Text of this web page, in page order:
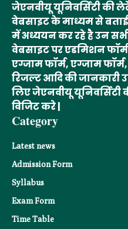
जेएनवीयू यूनिवर्सिटी की
वेबसाइट के माध्यम से बताई
में अध्ययन कर रहे है उन
वेबसाइट पर एडमिशन
एग्जाम फॉर्म, एग्जाम
रिजल्ट आदि की जानकारी
लिए जेएनवीयू
विजिट करे |
Category
Latest news
Admission Form
Syllabus
Exam Form
Time Table